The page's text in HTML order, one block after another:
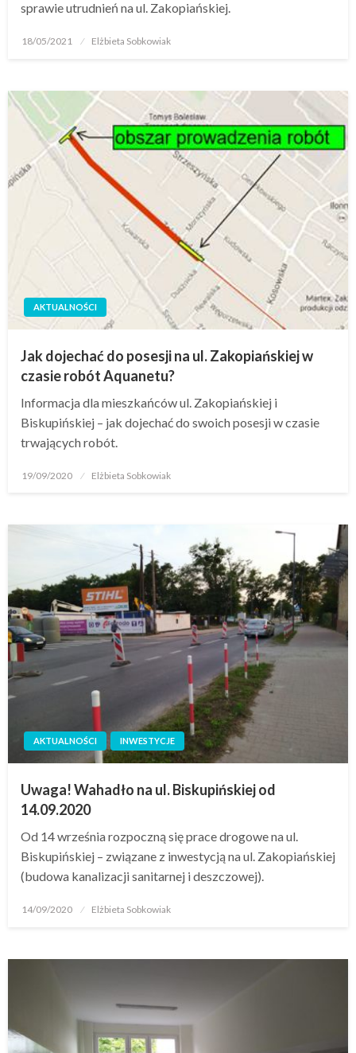
sprawie utrudnień na ul. Zakopiańskiej.
18/05/2021 Elżbieta Sobkowiak
AKTUALNOŚCI
Jak dojechać do posesji na ul. Zakopiańskiej w
czasie robót Aquanetu?
Informacja dla mieszkańców ul. Zakopiańskiej i
Biskupińskiej – jak dojechać do swoich posesji w czasie
trwających robót.
19/09/2020 Elżbieta Sobkowiak
AKTUALNOŚCI INWESTYCJE
Uwaga! Wahadło na ul. Biskupińskiej od
14.09.2020
Od 14 września rozpoczną się prace drogowe na ul.
Biskupińskiej – związane z inwestycją na ul. Zakopiańskiej
(budowa kanalizacji sanitarnej i deszczowej).
14/09/2020 Elżbieta Sobkowiak